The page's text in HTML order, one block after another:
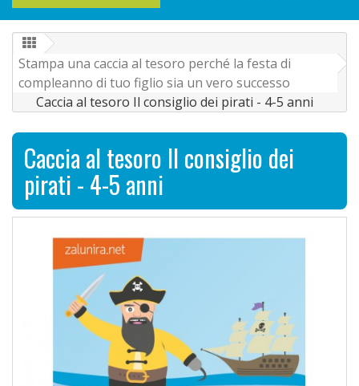
Stampa una caccia al tesoro perché la festa di
compleanno di tuo figlio sia un vero successo
Caccia al tesoro Il consiglio dei pirati - 4-5 anni
Caccia al tesoro Il consiglio dei
pirati - 4-5 anni